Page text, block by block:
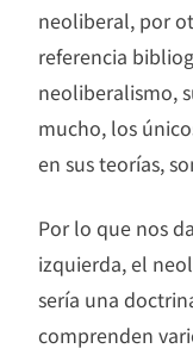
neoliberal, por
referencia
neoliberalismo,
mucho, los
en sus teorías,
Por lo que nos
izquierda, el
sería una
comprenden